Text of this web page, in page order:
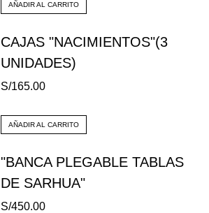
AÑADIR AL CARRITO
CAJAS "NACIMIENTOS"(3
UNIDADES)
S/165.00
AÑADIR AL CARRITO
"BANCA PLEGABLE TABLAS
DE SARHUA"
S/450.00